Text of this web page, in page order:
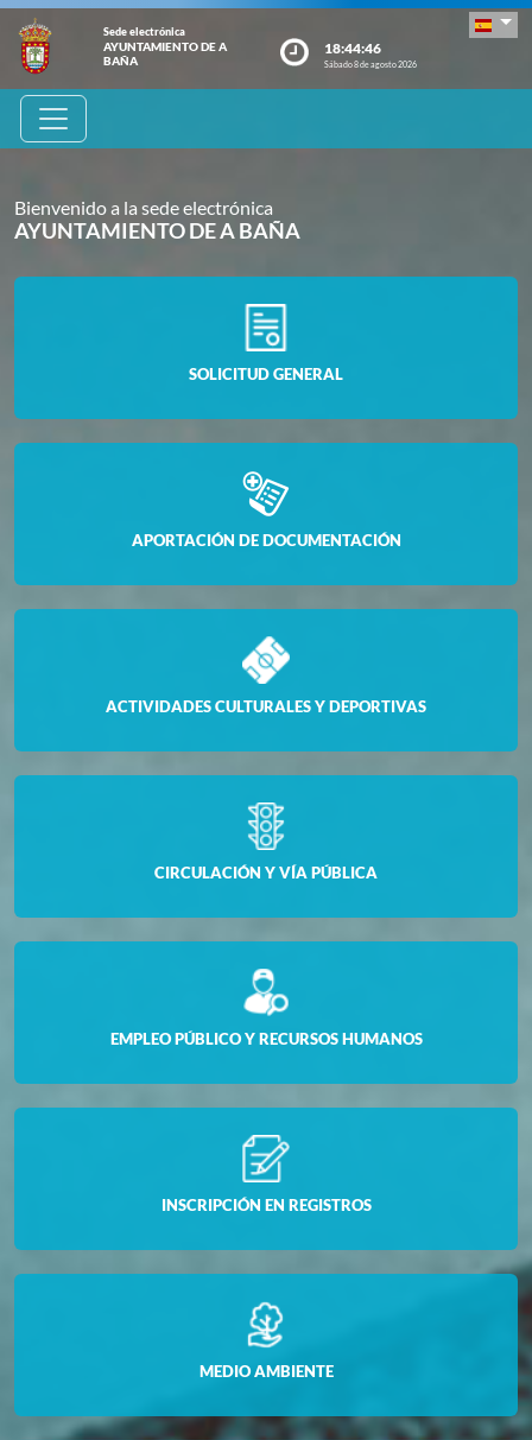
Sede electrónica
AYUNTAMIENTO DE A
BAÑA
18:44:47
Sábado 8 de agosto 2026
Bienvenido a la sede electrónica
AYUNTAMIENTO DE A BAÑA
SOLICITUD GENERAL
APORTACIÓN DE DOCUMENTACIÓN
ACTIVIDADES CULTURALES Y DEPORTIVAS
CIRCULACIÓN Y VÍA PÚBLICA
EMPLEO PÚBLICO Y RECURSOS HUMANOS
INSCRIPCIÓN EN REGISTROS
MEDIO AMBIENTE